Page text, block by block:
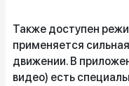
Также доступен
применяется
движении. В
видео) есть